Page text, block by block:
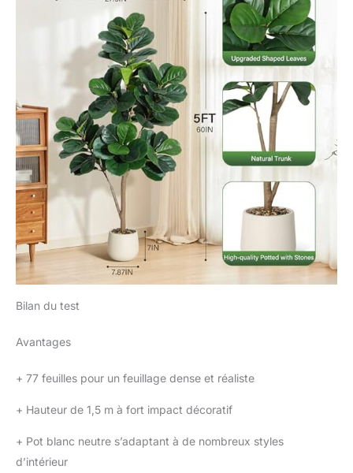
Bilan du test
Avantages
+ 77 feuilles pour un feuillage dense et réaliste
+ Hauteur de 1,5 m à fort impact décoratif
+ Pot blanc neutre s’adaptant à de nombreux styles
d’intérieur